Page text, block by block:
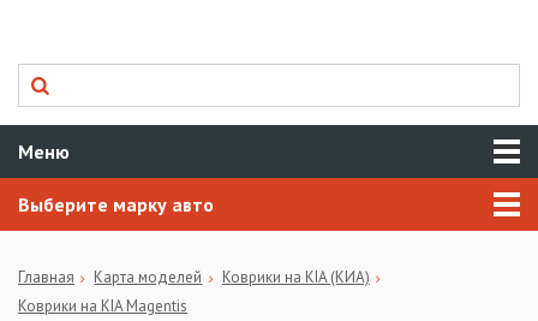
Меню
Выберите марку авто
Главная Карта моделей
Коврики на KIA (КИА)
Коврики на KIA Magentis